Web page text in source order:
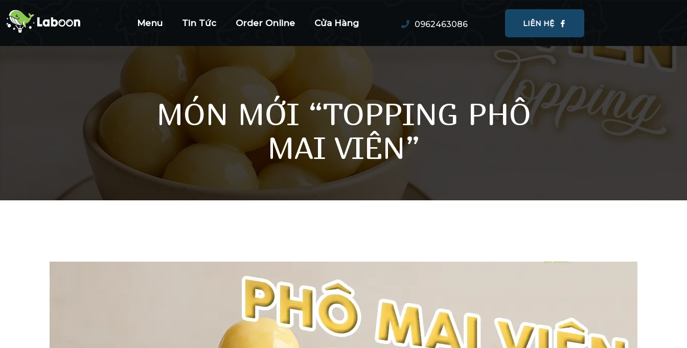
Menu Tin Tức Order Online Cửa Hàng 0962463086 LIÊN HỆ
MÓN MỚI “TOPPING PHÔ
MAI VIÊN”